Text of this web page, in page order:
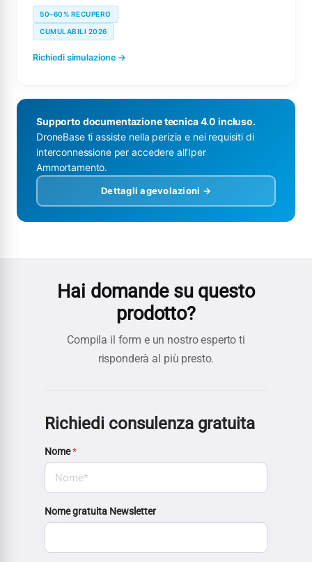
50–60% RECUPERO
CUMULABILI 2026
Richiedi simulazione →
Supporto documentazione tecnica 4.0 incluso.
DroneBase ti assiste nella perizia e nei requisiti di
interconnessione per accedere all’Iper
Ammortamento.
Dettagli agevolazioni →
Hai domande su questo
prodotto?
Compila il form e un nostro esperto ti
risponderà al più presto.
Richiedi consulenza gratuita
Nome*
Nome gratuita Newsletter